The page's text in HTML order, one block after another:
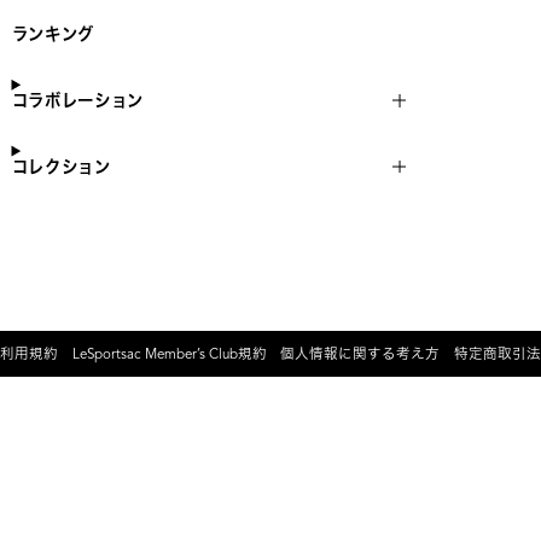
ランキング
コラボレーション
コレクション
利用規約 LeSportsac Member’s Club規約 個人情報に関する考え方 特定商取引